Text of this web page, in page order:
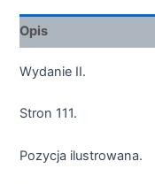
Opis
Wydanie II.
Stron 111.
Pozycja ilustrowana.